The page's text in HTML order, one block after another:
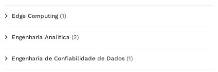
Edge Computing(1)
Engenharia Analítica (2)
Engenharia de Confiabilidade de Dados (1)